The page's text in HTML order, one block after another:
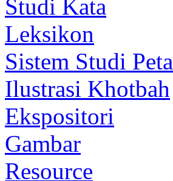
Studi Kata
Leksikon
Sistem Studi Peta
Ilustrasi Khotbah
Ekspositori
Gambar
Resource